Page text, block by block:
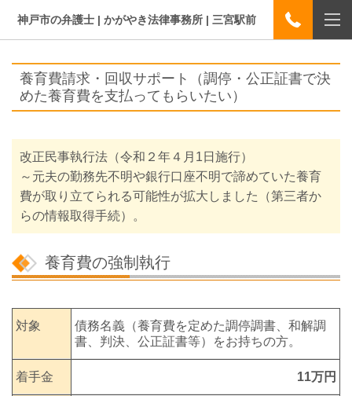
神戸市の弁護士 | かがやき法律事務所 | 三宮駅前
養育費請求・回収サポート（調停・公正証書で決
めた養育費を支払ってもらいたい）
改正民事執行法（令和２年４月1日施行）
～元夫の勤務先不明や銀行口座不明で諦めていた養育
費が取り立てられる可能性が拡大しました（第三者か
らの情報取得手続）。
養育費の強制執行
対象
債務名義（養育費を定めた調停調書、和解調
書、判決、公正証書等）をお持ちの方。
着手金 11万円